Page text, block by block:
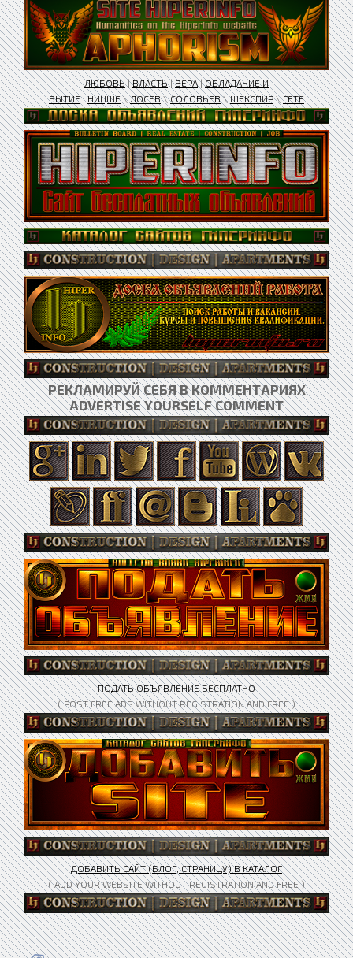
ЛЮБОВЬ|ВЛАСТЬ|ВЕРА|ОБЛАДАНИЕ И
БЫТИЕ|НИЦШЕ\ЛОСЕВ\СОЛОВЬЕВ\ШЕКСПИР\ГЕТЕ
РЕКЛАМИРУЙ СЕБЯ В КОММЕНТАРИЯХ
ADVERTISE YOURSELF COMMENT
ПОДАТЬ ОБЪЯВЛЕНИЕ БЕСПЛАТНО
( POST FREE ADS WITHOUT REGISTRATION AND FREE )
ДОБАВИТЬ САЙТ (БЛОГ, СТРАНИЦУ) В КАТАЛОГ
( ADD YOUR WEBSITE WITHOUT REGISTRATION AND FREE )